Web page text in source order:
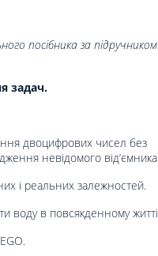
посібника за підручником
задач.
двоцифрових чисел без
невідомого
і реальних залежностей.
воду в повсякденному